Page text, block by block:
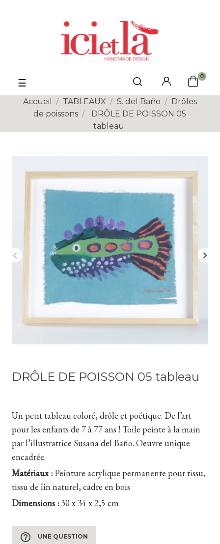
Basculer
la
navigation
☰
0
Accueil TABLEAUX S. del Baño
Drôles
de poissons
DRÔLE DE POISSON 05
tableau
DRÔLE DE POISSON 05 tableau
Un petit tableau coloré, drôle et poétique. De l’art
pour les enfants de 7 à 77 ans ! Toile peinte à la main
par l’illustratrice Susana del Baño. Oeuvre unique
encadrée.
Matériaux :Peinture acrylique permanente pour tissu,
tissu de lin naturel, cadre en bois
Dimensions : 30 x 34 x 2,5 cm
help_outline UNE QUESTION